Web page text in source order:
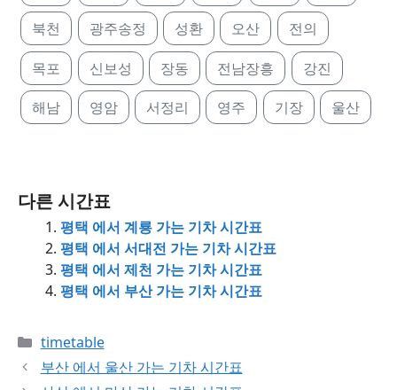
북천 광주송정 성환 오산 전의
목포 신보성 장동 전남장흥 강진
해남 영암 서정리 영주 기장 울산
다른 시간표
평택 에서 계룡 가는 기차 시간표
평택 에서 서대전 가는 기차 시간표
평택 에서 제천 가는 기차 시간표
평택 에서 부산 가는 기차 시간표
Categories
timetable
부산 에서 울산 가는 기차 시간표